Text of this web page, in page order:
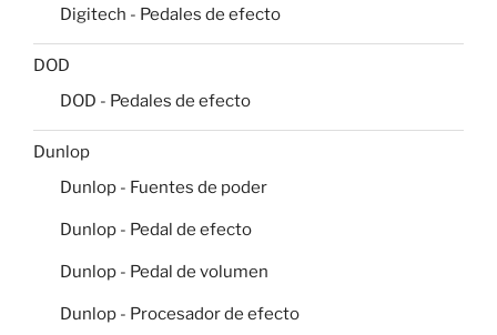
Digitech - Pedales de efecto
DOD
DOD - Pedales de efecto
Dunlop
Dunlop - Fuentes de poder
Dunlop - Pedal de efecto
Dunlop - Pedal de volumen
Dunlop - Procesador de efecto